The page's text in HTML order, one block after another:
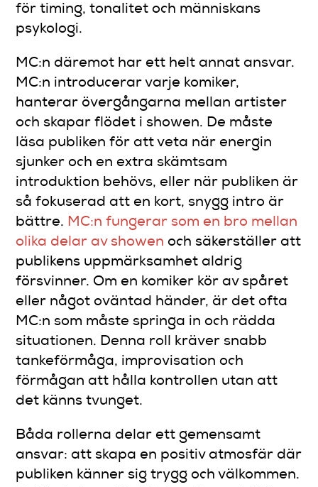
för timing, tonalitet och människans
psykologi.
MC:n däremot har ett helt annat ansvar.
MC:n introducerar varje komiker,
hanterar övergångarna mellan artister
och skapar flödet i showen. De måste
läsa publiken för att veta när energin
sjunker och en extra skämtsam
introduktion behövs, eller när publiken är
så fokuserad att en kort, snygg intro är
bättre. MC:n fungerar som en bro mellan
olika delar av showen och säkerställer att
publikens uppmärksamhet aldrig
försvinner. Om en komiker kör av spåret
eller något oväntad händer, är det ofta
MC:n som måste springa in och rädda
situationen. Denna roll kräver snabb
tankeförmåga, improvisation och
förmågan att hålla kontrollen utan att
det känns tvunget.
Båda rollerna delar ett gemensamt
ansvar: att skapa en positiv atmosfär där
publiken känner sig trygg och välkommen.